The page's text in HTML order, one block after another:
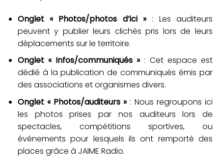
Onglet « Photos/photos d’ici »: Les auditeurs
peuvent y publier leurs clichés pris lors de leurs
déplacements sur le territoire.
Onglet « Infos/communiqués »: Cet espace est
dédié à la publication de communiqués émis par
des associations et organismes divers.
Onglet « Photos/auditeurs »: Nous regroupons ici
les photos prises par nos auditeurs lors de
spectacles, compétitions sportives, ou
événements pour lesquels ils ont remporté des
places grâce à JAIME Radio.